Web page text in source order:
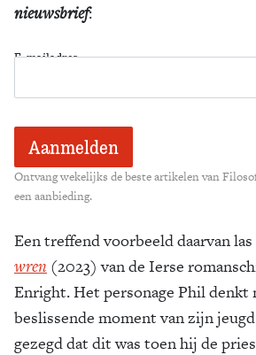
nieuwsbrief:
E-mailadres
Ontvang wekelijks de beste artikelen van
een aanbieding.
Een treffend voorbeeld daarvan
wren (2023) van de Ierse
Enright. Het personage Phil denkt
beslissende moment van zijn
gezegd dat dit was toen hij de